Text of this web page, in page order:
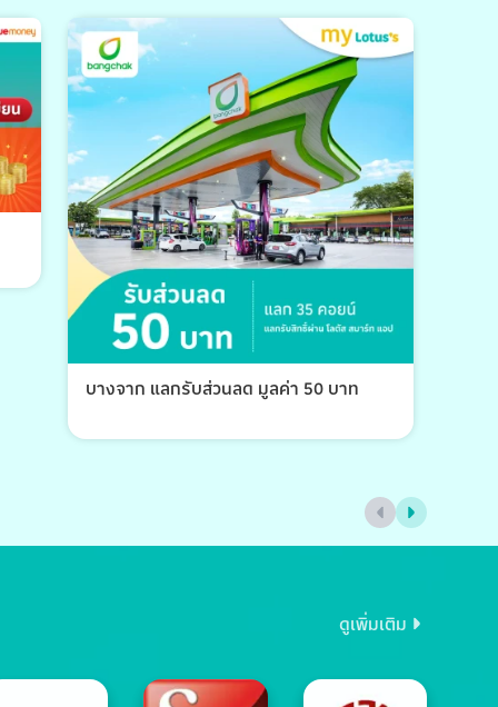
บางจาก แลกรับส่วนลด มูลค่า 50 บาท
ดูเพิ่มเติม